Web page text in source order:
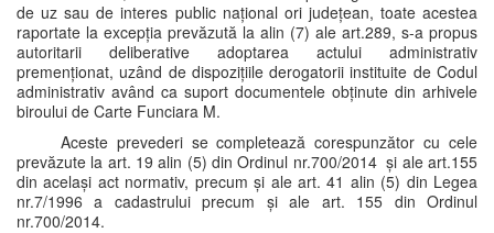
de uz sau de interes public național ori județean, toate acestea
raportate la excepția prevăzută la alin (7) ale art.289, s-a propus
autoritarii deliberative adoptarea actului administrativ
premenționat, uzând de dispozițiile derogatorii instituite de Codul
administrativ având ca suport documentele obținute din arhivele
biroului de Carte Funciara M.
Aceste prevederi se completează corespunzător cu cele
prevăzute la art. 19 alin (5) din Ordinul nr.700/2014 și ale art.155
din același act normativ, precum și ale art. 41 alin (5) din Legea
nr.7/1996 a cadastrului precum și ale art. 155 din Ordinul
nr.700/2014.